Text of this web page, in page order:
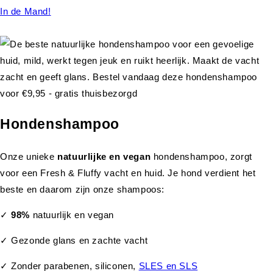
In de Mand!
Hondenshampoo
Onze unieke natuurlijke en vegan hondenshampoo, zorgt
voor een Fresh & Fluffy vacht en huid. Je hond verdient het
beste en daarom zijn onze shampoos:
✓98% natuurlijk en vegan
✓ Gezonde glans en zachte vacht
✓ Zonder parabenen, siliconen, SLES en SLS